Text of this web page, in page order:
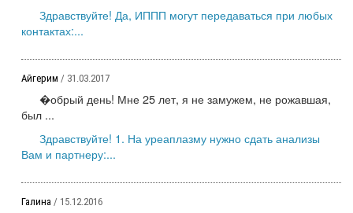
Здравствуйте! Да, ИППП могут передаваться при любых
контактах:...
Айгерим / 31.03.2017
�обрый день! Мне 25 лет, я не замужем, не рожавшая,
был ...
Здравствуйте! 1. На уреаплазму нужно сдать анализы
Вам и партнеру:...
Галина / 15.12.2016